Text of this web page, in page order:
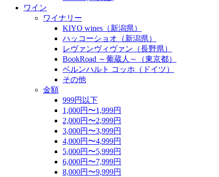
ワイン
ワイナリー
KIYO wines（新潟県）
ハッコーショオ（新潟県）
レヴァンヴィヴァン（長野県）
BookRoad ～葡蔵人～（東京都）
ベルンハルト コッホ（ドイツ）
その他
金額
999円以下
1,000円〜1,999円
2,000円〜2,999円
3,000円〜3,999円
4,000円〜4,999円
5,000円〜5,999円
6,000円〜7,999円
8,000円〜9,999円